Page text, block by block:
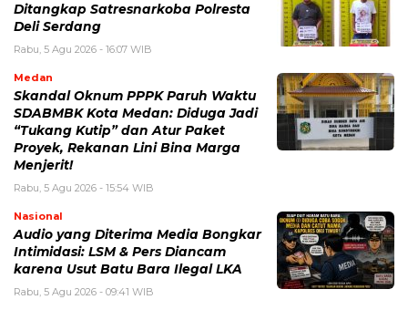
Ditangkap Satresnarkoba Polresta
Deli Serdang
Rabu, 5 Agu 2026 - 16:07 WIB
Medan
Skandal Oknum PPPK Paruh Waktu
SDABMBK Kota Medan: Diduga Jadi
“Tukang Kutip” dan Atur Paket
Proyek, Rekanan Lini Bina Marga
Menjerit!
Rabu, 5 Agu 2026 - 15:54 WIB
Nasional
Audio yang Diterima Media Bongkar
Intimidasi: LSM & Pers Diancam
karena Usut Batu Bara Ilegal LKA
Rabu, 5 Agu 2026 - 09:41 WIB